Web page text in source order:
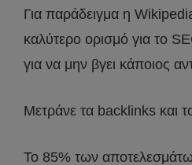
Για παράδειγμα η
καλύτερο ορισμό για το
για να μην βγει κάποιος
Μετράνε τα backlinks και
Το 85% των